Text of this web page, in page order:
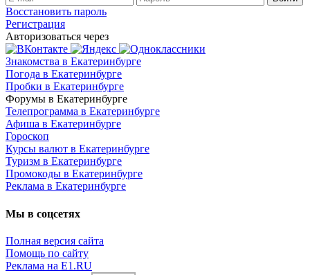
Восстановить пароль
Регистрация
Авторизоваться через
Знакомства в Екатеринбурге
Погода в Екатеринбурге
Пробки в Екатеринбурге
Форумы в Екатеринбурге
Телепрограмма в Екатеринбурге
Афиша в Екатеринбурге
Гороскоп
Курсы валют в Екатеринбурге
Туризм в Екатеринбурге
Промокоды в Екатеринбурге
Реклама в Екатеринбурге
Мы в соцсетях
Полная версия сайта
Помощь по сайту
Реклама на E1.RU